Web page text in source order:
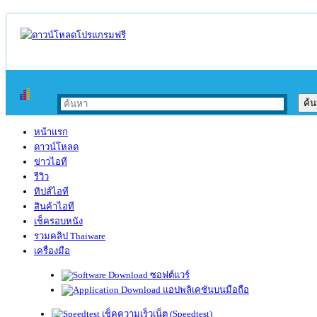
หน้าแรก
ดาวน์โหลด
ข่าวไอที
รีวิว
ทิปส์ไอที
สินค้าไอที
เช็ครอบหนัง
รวมคลิป Thaiware
เครื่องมือ
ซอฟต์แวร์
แอปพลิเคชันบนมือถือ
เช็คความเร็วเน็ต (Speedtest)